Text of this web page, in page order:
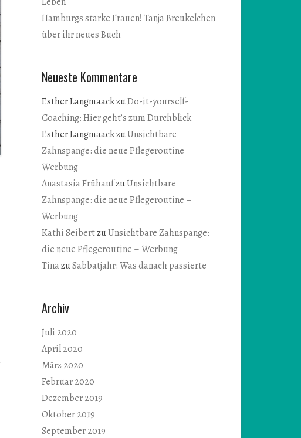
Hamburgs starke Frauen! Tanja Breukelchen
über ihr neues Buch
Neueste Kommentare
Esther LangmaackzuDo-it-yourself-
Coaching: Hier geht’s zum Durchblick
Esther LangmaackzuUnsichtbare
Zahnspange: die neue Pflegeroutine –
Werbung
Anastasia FrühaufzuUnsichtbare
Zahnspange: die neue Pflegeroutine –
Werbung
Kathi SeibertzuUnsichtbare Zahnspange:
die neue Pflegeroutine – Werbung
TinazuSabbatjahr: Was danach passierte
Archiv
Juli 2020
April 2020
März 2020
Februar 2020
Dezember 2019
Oktober 2019
September 2019